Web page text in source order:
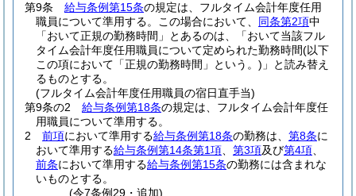
第9条
給与条例第15条の規定は、フルタイム会計年度任用
職員について準用する。
この場合において、 同条第2項中
「おいて正規の勤務時間」とあるのは、「おいて当該フル
タイム会計年度任用職員について定められた勤務時間(以下
この項において「正規の勤務時間」という。) 」と読み替え
るものとする。
(フルタイム会計年度任用職員の宿日直手当)
第9条の2
給与条例第18条の規定は、フルタイム会計年度任
用職員について準用する。
2
前項において準用する給与条例第18条の勤務は、 第8条に
おいて準用する給与条例第14条第1項 第3項及び第4項
前条において準用する給与条例第15条の勤務には含まれな
いものとする。
(令7条例29・追加)